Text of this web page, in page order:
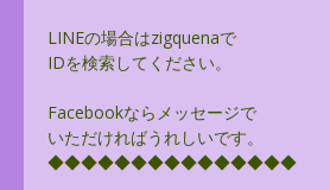
LINEの場合はzigquenaで
IDを検索してください。
Facebookならメッセージで
いただければうれしいです。
◆◆◆◆◆◆◆◆◆◆◆◆◆◆◆